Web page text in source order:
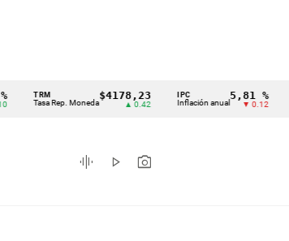
Cintillo
indicadores
económicos
TRM
Tasa Rep. Moneda
$4178,23
▲ 0.42
IPC
Inflación anual
5,81 %
▼ 0.12
DTF
Dep.
graphic_eq play_arrow photo_camera